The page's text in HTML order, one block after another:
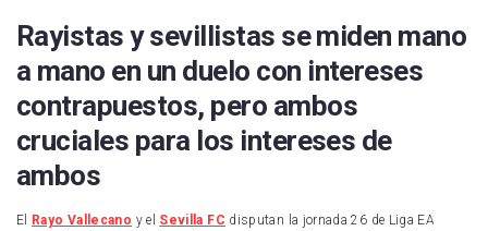
Real Sociedad
UD Las Palmas
CD Leganés
Getafe CF
Rayistas y sevillistas se miden mano
a mano en un duelo con intereses
contrapuestos, pero ambos
cruciales para los intereses de
ambos
El Rayo Vallecano y el Sevilla FC disputan la jornada 26 de Liga EA